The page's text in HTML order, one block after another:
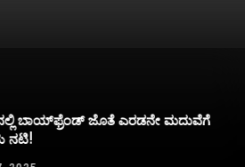
ಬಾಯ್‌ಫ್ರೆಂಡ್‌ ಜೊತೆ ಎರಡನೇ ಮದುವೆಗೆ
ನಟಿ!